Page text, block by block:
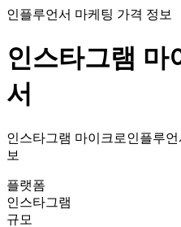
인플루언서 마케팅 가격 정보
인스타그램 마
서
인스타그램 마이크로인플루언
보
플랫폼
인스타그램
규모